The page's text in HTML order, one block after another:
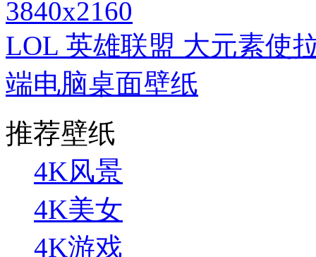
3840x2160
LOL 英雄联盟 大元素使
端电脑桌面壁纸
推荐壁纸
4K风景
4K美女
4K游戏